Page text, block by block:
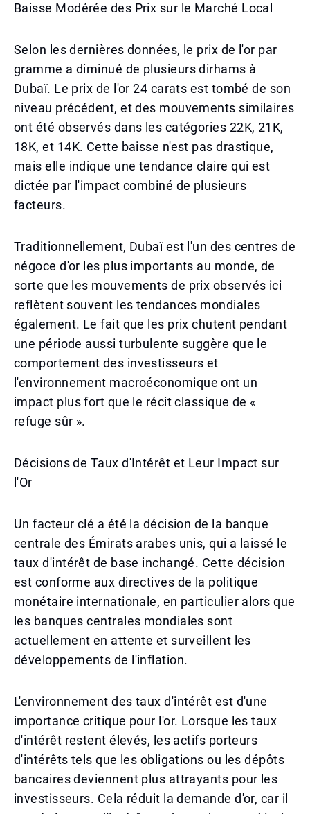
Baisse Modérée des Prix sur le Marché Local
Selon les dernières données, le prix de l'or par
gramme a diminué de plusieurs dirhams à
Dubaï. Le prix de l'or 24 carats est tombé de son
niveau précédent, et des mouvements similaires
ont été observés dans les catégories 22K, 21K,
18K, et 14K. Cette baisse n'est pas drastique,
mais elle indique une tendance claire qui est
dictée par l'impact combiné de plusieurs
facteurs.
Traditionnellement, Dubaï est l'un des centres de
négoce d'or les plus importants au monde, de
sorte que les mouvements de prix observés ici
reflètent souvent les tendances mondiales
également. Le fait que les prix chutent pendant
une période aussi turbulente suggère que le
comportement des investisseurs et
l'environnement macroéconomique ont un
impact plus fort que le récit classique de «
refuge sûr ».
Décisions de Taux d'Intérêt et Leur Impact sur
l'Or
Un facteur clé a été la décision de la banque
centrale des Émirats arabes unis, qui a laissé le
taux d'intérêt de base inchangé. Cette décision
est conforme aux directives de la politique
monétaire internationale, en particulier alors que
les banques centrales mondiales sont
actuellement en attente et surveillent les
développements de l'inflation.
L'environnement des taux d'intérêt est d'une
importance critique pour l'or. Lorsque les taux
d'intérêt restent élevés, les actifs porteurs
d'intérêts tels que les obligations ou les dépôts
bancaires deviennent plus attrayants pour les
investisseurs. Cela réduit la demande d'or, car il